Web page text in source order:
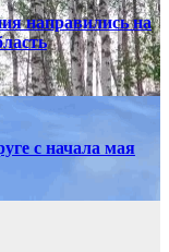
направились на
с начала мая